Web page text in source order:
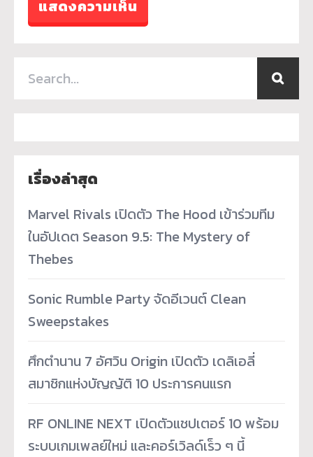
เรื่องล่าสุด
Marvel Rivals เปิดตัว The Hood เข้าร่วมทีม
ในอัปเดต Season 9.5: The Mystery of
Thebes
Sonic Rumble Party จัดอีเวนต์ Clean
Sweepstakes
ศึกตำนาน 7 อัศวิน Origin เปิดตัว เดลิเอลี่
สมาชิกแห่งบัญญัติ 10 ประการคนแรก
RF ONLINE NEXT เปิดตัวแชปเตอร์ 10 พร้อม
ระบบเกมเพลย์ใหม่ และคอร์เวิลด์เร็ว ๆ นี้